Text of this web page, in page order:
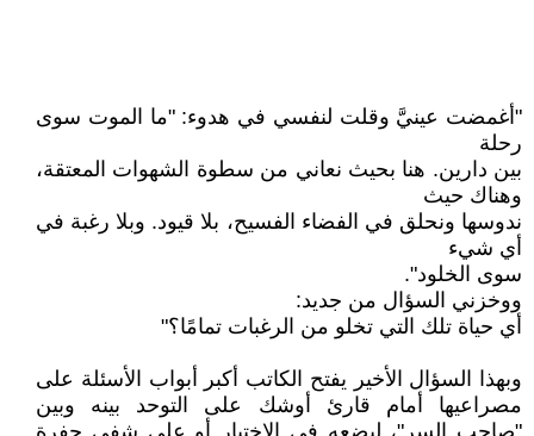
"أغمضت عينيَّ وقلت لنفسي في هدوء: "ما الموت سوى
رحلة
بين دارين. هنا بحيث نعاني من سطوة الشهوات المعتقة،
وهناك حيث
ندوسها ونحلق في الفضاء الفسيح، بلا قيود. وبلا رغبة في
أي شيء
سوى الخلود".
ووخزني السؤال من جديد:
أي حياة تلك التي تخلو من الرغبات تمامًا؟"
وبهذا السؤال الأخير يفتح الكاتب أكبر أبواب الأسئلة على
مصراعيها أمام قارئ أوشك على التوحد بينه وبين